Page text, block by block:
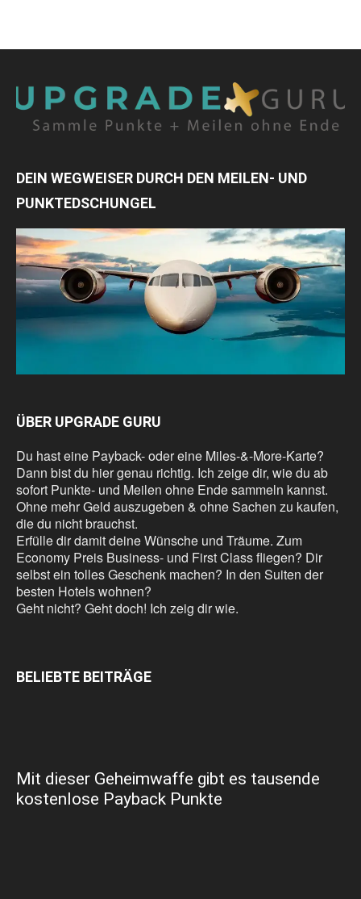
DEIN WEGWEISER DURCH DEN MEILEN- UND
PUNKTEDSCHUNGEL
ÜBER UPGRADE GURU
Du hast eine Payback- oder eine Miles-&-More-Karte?
Dann bist du hier genau richtig. Ich zeige dir, wie du ab
sofort Punkte- und Meilen ohne Ende sammeln kannst.
Ohne mehr Geld auszugeben & ohne Sachen zu kaufen,
die du nicht brauchst.
Erfülle dir damit deine Wünsche und Träume. Zum
Economy Preis Business- und First Class fliegen? Dir
selbst ein tolles Geschenk machen? In den Suiten der
besten Hotels wohnen?
Geht nicht? Geht doch! Ich zeig dir wie.
BELIEBTE BEITRÄGE
Mit dieser Geheimwaffe gibt es tausende
kostenlose Payback Punkte